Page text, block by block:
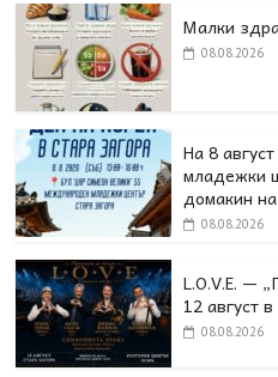
Малки
08.08.2026
На 8
младежки
домакин
08.08.2026
L.O.V.E. —
12 август
08.08.2026